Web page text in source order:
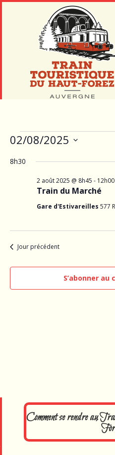
Évènements
for
2
2025
02/08/2025
une
8h30
Train du Marché
2 août 2025 @ 8h45 - 12h00
Gare d'Estivareilles 577
Jour précédent
S’abonner au
Comment se rendre au